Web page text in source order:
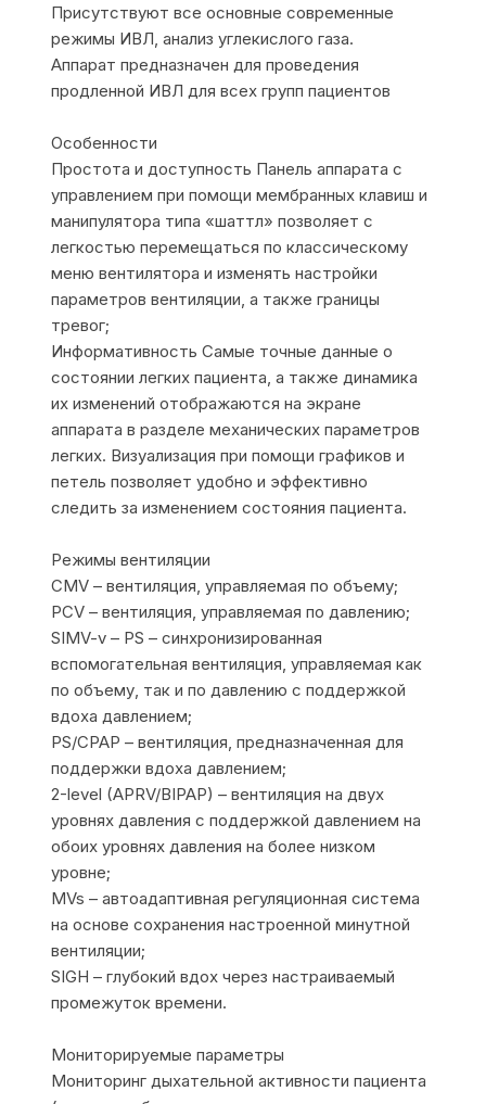
Присутствуют все основные современные
режимы ИВЛ, анализ углекислого газа.
Аппарат предназначен для проведения
продленной ИВЛ для всех групп пациентов
Особенности
Простота и доступность Панель аппарата с
управлением при помощи мембранных клавиш и
манипулятора типа «шаттл» позволяет с
легкостью перемещаться по классическому
меню вентилятора и изменять настройки
параметров вентиляции, а также границы
тревог;
Информативность Самые точные данные о
состоянии легких пациента, а также динамика
их изменений отображаются на экране
аппарата в разделе механических параметров
легких. Визуализация при помощи графиков и
петель позволяет удобно и эффективно
следить за изменением состояния пациента.
Режимы вентиляции
CMV – вентиляция, управляемая по объему;
PCV – вентиляция, управляемая по давлению;
SIMV-v – PS – синхронизированная
вспомогательная вентиляция, управляемая как
по объему, так и по давлению с поддержкой
вдоха давлением;
PS/CPAP – вентиляция, предназначенная для
поддержки вдоха давлением;
2-level (APRV/BIPAP) – вентиляция на двух
уровнях давления с поддержкой давлением на
обоих уровнях давления на более низком
уровне;
MVs – автоадаптивная регуляционная система
на основе сохранения настроенной минутной
вентиляции;
SIGH – глубокий вдох через настраиваемый
промежуток времени.
Мониторируемые параметры
Мониторинг дыхательной активности пациента